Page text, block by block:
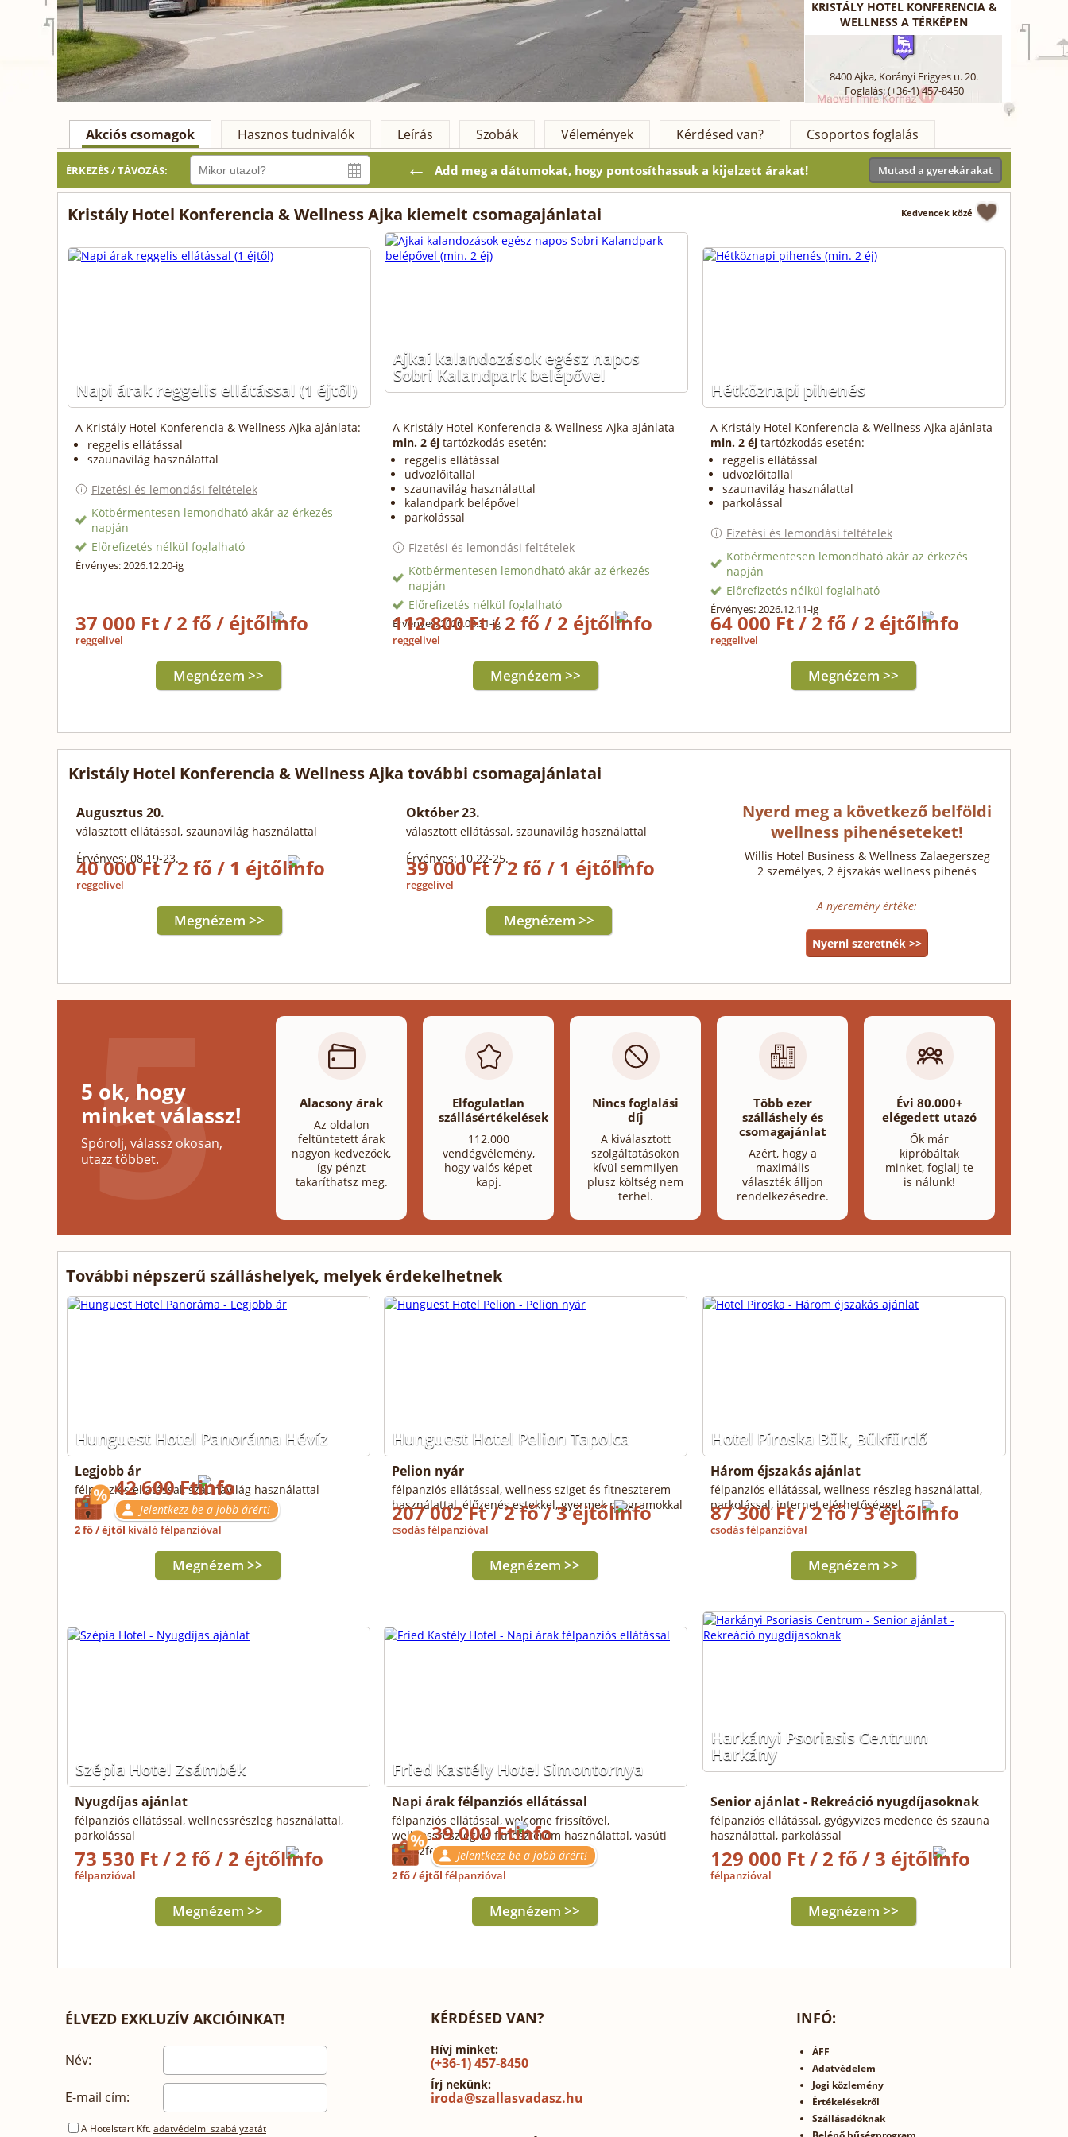
KRISTÁLY HOTEL KONFERENCIA &
WELLNESS A TÉRKÉPEN
8400Ajka, Korányi Frigyes u. 20.
Foglalás: (+36-1) 457-8450
Akciós csomagok Hasznos tudnivalók Leírás Szobák Vélemények Kérdésed van? Csoportos foglalás
ÉRKEZÉS / TÁVOZÁS: ← Add meg a dátumokat, hogy pontosíthassuk a kijelzett árakat! Mutasd a gyerekárakat
Kristály Hotel Konferencia & Wellness Ajka kiemelt csomagajánlatai Kedvencek közé
Napi árak reggelis ellátással (1 éjtől)
Ajkai kalandozások egész napos
Sobri Kalandpark belépővel
Hétköznapi pihenés
A Kristály Hotel Konferencia & Wellness Ajka ajánlata:
reggelis ellátással
szaunavilág használattal
Fizetési és lemondási feltételek
Kötbérmentesen lemondható akár az érkezés
napján
Előrefizetés nélkül foglalható
Érvényes: 2026.12.20-ig
37 000 Ft / 2 fő / éjtől
reggelivel
Megnézem >>
A Kristály Hotel Konferencia & Wellness Ajka ajánlata
min. 2 éj tartózkodás esetén:
reggelis ellátással
üdvözlőitallal
szaunavilág használattal
kalandpark belépővel
parkolással
Fizetési és lemondási feltételek
Kötbérmentesen lemondható akár az érkezés
napján
Előrefizetés nélkül foglalható
Érvényes: 2026.08.31-ig
112 800 Ft / 2 fő / 2 éjtől
reggelivel
Megnézem >>
A Kristály Hotel Konferencia & Wellness Ajka ajánlata
min. 2 éj tartózkodás esetén:
reggelis ellátással
üdvözlőitallal
szaunavilág használattal
parkolással
Fizetési és lemondási feltételek
Kötbérmentesen lemondható akár az érkezés
napján
Előrefizetés nélkül foglalható
Érvényes: 2026.12.11-ig
64 000 Ft / 2 fő / 2 éjtől
reggelivel
Megnézem >>
Kristály Hotel Konferencia & Wellness Ajka további csomagajánlatai
Augusztus 20.
választott ellátással, szaunavilág használattal
Érvényes: 08.19-23.
40 000 Ft / 2 fő / 1 éjtől
reggelivel
Megnézem >>
Október 23.
választott ellátással, szaunavilág használattal
Érvényes: 10.22-25.
39 000 Ft / 2 fő / 1 éjtől
reggelivel
Megnézem >>
Nyerd meg a következő belföldi
wellness pihenéseteket!
Willis Hotel Business & Wellness Zalaegerszeg
2 személyes, 2 éjszakás wellness pihenés
A nyeremény értéke:
Nyerni szeretnék >>
5 ok, hogy
minket válassz!
Spórolj, válassz okosan,
utazz többet.
Alacsony árak
Az oldalon
feltüntetett árak
nagyon kedvezőek,
így pénzt
takaríthatsz meg.
Elfogulatlan
szállásértékelések
112.000
vendégvélemény,
hogy valós képet
kapj.
Nincs foglalási
díj
A kiválasztott
szolgáltatásokon
kívül semmilyen
plusz költség nem
terhel.
Több ezer
szálláshely és
csomagajánlat
Azért, hogy a
maximális
választék álljon
rendelkezésedre.
Évi 80.000+
elégedett utazó
Ők már
kipróbáltak
minket, foglalj te
is nálunk!
További népszerű szálláshelyek, melyek érdekelhetnek
Hunguest Hotel Panoráma Hévíz Hunguest Hotel Pelion Tapolca Hotel Piroska Bük, Bükfürdő
Legjobb ár
félpanziós ellátással, szaunavilág használattal
42 600 Ft
Jelentkezz be a jobb árért!
2 fő / éjtől kiváló félpanzióval
Megnézem >>
Pelion nyár
félpanziós ellátással, wellness sziget és fitneszterem
használattal, élőzenés estekkel, gyermek programokkal
207 002 Ft / 2 fő / 3 éjtől
csodás félpanzióval
Megnézem >>
Három éjszakás ajánlat
félpanziós ellátással, wellness részleg használattal,
parkolással, internet elérhetőséggel
87 300 Ft / 2 fő / 3 éjtől
csodás félpanzióval
Megnézem >>
Szépia Hotel Zsámbék Fried Kastély Hotel Simontornya
Harkányi Psoriasis Centrum
Harkány
Nyugdíjas ajánlat
félpanziós ellátással, wellnessrészleg használattal,
parkolással
73 530 Ft / 2 fő / 2 éjtől
félpanzióval
Megnézem >>
Napi árak félpanziós ellátással
félpanziós ellátással, welcome frissítővel,
wellnessrészleg és fitneszterem használattal, vasúti
transzferrel
39 000 Ft
Jelentkezz be a jobb árért!
2 fő / éjtől félpanzióval
Megnézem >>
Senior ajánlat - Rekreáció nyugdíjasoknak
félpanziós ellátással, gyógyvizes medence és szauna
használattal, parkolással
129 000 Ft / 2 fő / 3 éjtől
félpanzióval
Megnézem >>
ÉLVEZD EXKLUZÍV AKCIÓINKAT!
Név:
E-mail cím:
A Hotelstart Kft.adatvédelmi szabályzatát
KÉRDÉSED VAN?
Hívj minket:
(+36-1) 457-8450
Írj nekünk:
iroda@szallasvadasz.hu
INFÓ:
ÁFF
Adatvédelem
Jogi közlemény
Értékelésekről
Szállásadóknak